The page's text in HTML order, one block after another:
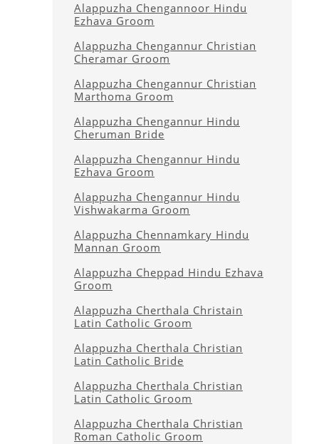
Alappuzha Chengannoor Hindu
Ezhava Groom
Alappuzha Chengannur Christian
Cheramar Groom
Alappuzha Chengannur Christian
Marthoma Groom
Alappuzha Chengannur Hindu
Cheruman Bride
Alappuzha Chengannur Hindu
Ezhava Groom
Alappuzha Chengannur Hindu
Vishwakarma Groom
Alappuzha Chennamkary Hindu
Mannan Groom
Alappuzha Cheppad Hindu Ezhava
Groom
Alappuzha Cherthala Christain
Latin Catholic Groom
Alappuzha Cherthala Christian
Latin Catholic Bride
Alappuzha Cherthala Christian
Latin Catholic Groom
Alappuzha Cherthala Christian
Roman Catholic Groom